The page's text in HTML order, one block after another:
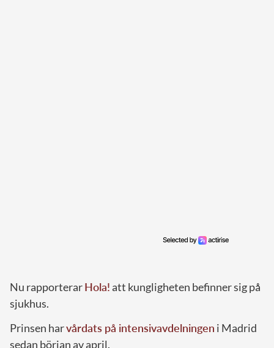
Nu rapporterarHola! att kungligheten befinner sig på
sjukhus.
Prinsen harvårdats på intensivavdelningen i Madrid
sedan början av april.